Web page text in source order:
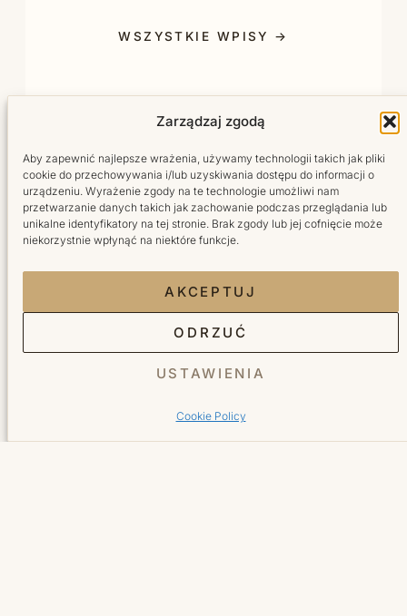
Zarządzaj zgodą
Aby zapewnić najlepsze wrażenia, używamy technologii takich jak pliki
cookie do przechowywania i/lub uzyskiwania dostępu do informacji o
urządzeniu. Wyrażenie zgody na te technologie umożliwi nam
przetwarzanie danych takich jak zachowanie podczas przeglądania lub
unikalne identyfikatory na tej stronie. Brak zgody lub jej cofnięcie może
niekorzystnie wpłynąć na niektóre funkcje.
AKCEPTUJ
ODRZUĆ
USTAWIENIA
Cookie Policy
WSZYSTKIE WPISY →
Salon fryzjersko-kosmetyczny w sercu Wilanowa.
Tworzymy miejsce, do którego wraca się z radością.
Facebook Bellita
Instagram Bellita
TikTok Bellita
YouTube Bellita